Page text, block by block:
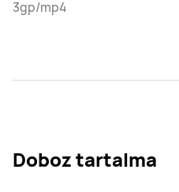
3gp/mp4
Doboz tartalma